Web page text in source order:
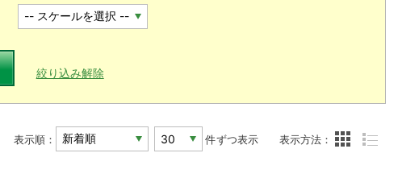
絞り込み解除
表示順： 件ずつ表示 表示方法：